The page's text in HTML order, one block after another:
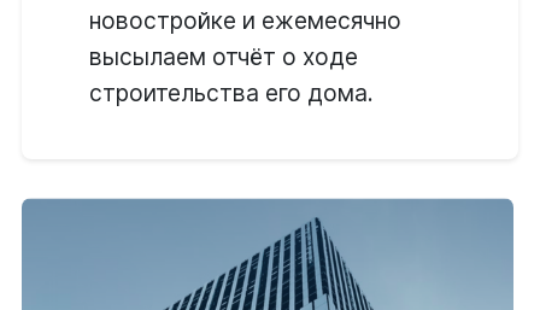
новостройке и ежемесячно
высылаем отчёт о ходе
строительства его дома.